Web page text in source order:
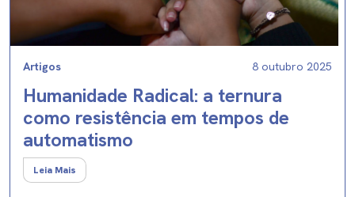
Artigos 8 outubro 2025
Humanidade Radical: a ternura
como resistência em tempos de
automatismo
Leia Mais